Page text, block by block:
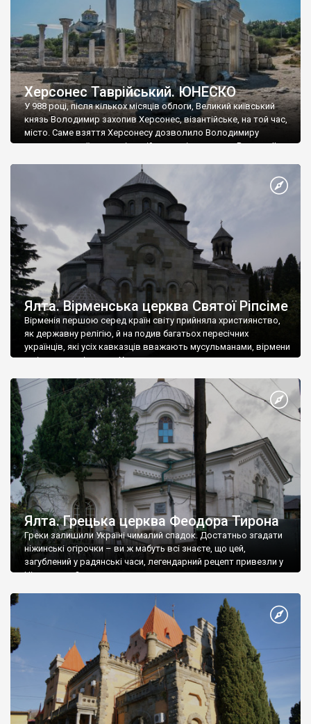
Херсонес Таврійський. ЮНЕСКО
У 988 році, після кількох місяців облоги, Великий київський
князь Володимир захопив Херсонес, візантійське, на той час,
місто. Саме взяття Херсонесу дозволило Володимиру
диктувати свої умови візантійському імператору Василю ІІ, та
Херсонесі Володимир-язичник, став Василем-християнином.
А потім було Хрещення Русі. На честь Херсонесу Таврійського
Ялта. Вірменська церква Святої Ріпсіме
Вірменія першою серед країн світу прийняла християнство,
як державну релігію, й на подив багатьох пересічних
українців, які усіх кавказців вважають мусульманами, вірмени
є відданими вірянами Христа
Ялта. Грецька церква Феодора Тирона
Греки залишили Україні чималий спадок. Достатньо згадати
ніжинські огірочки – ви ж мабуть всі знаєте, що цей,
загублений у радянські часи, легендарний рецепт привезли у
Ніжин греки?